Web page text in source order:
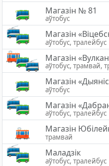
Магазін № 81
аўтобус
Магазiн
аўтобус, тралейбус
Магазін
аўтобус, трамвай,
Магазін
аўтобус
Магазін
аўтобус, тралейбус
Магазін
трамвай
Маладзік
аўтобус, тралейбус